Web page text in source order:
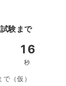
験まで
（仮）